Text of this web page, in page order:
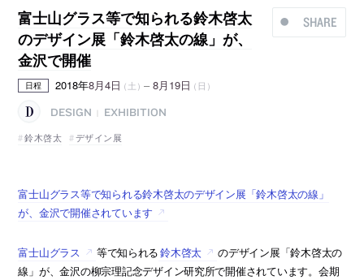
SHARE
富士山グラス等で知られる鈴木啓太
のデザイン展「鈴木啓太の線」が、
金沢で開催
日程 2018年8月4日（土）– 8月19日（日）
DESIGN
EXHIBITION
鈴木啓太
デザイン展
富士山グラス等で知られる鈴木啓太のデザイン展「鈴木啓太の線」
が、金沢で開催されています
富士山グラス 等で知られる鈴木啓太
のデザイン展「鈴木啓太の
線」が、金沢の柳宗理記念デザイン研究所で開催されています。会期